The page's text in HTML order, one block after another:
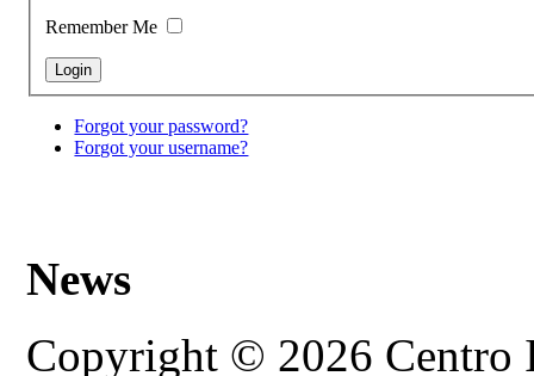
Remember Me
Forgot your password?
Forgot your username?
News
Copyright © 2026 Centro